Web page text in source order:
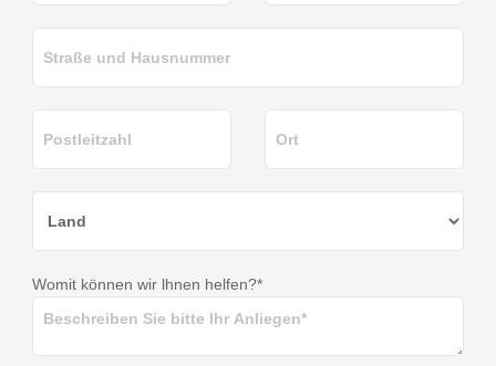
Womit können wir lhnen helfen?*